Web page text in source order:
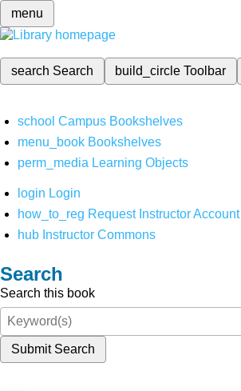
menu
search Search build_circleToolbar
school Campus Bookshelves
menu_book Bookshelves
perm_media Learning Objects
login Login
how_to_reg Request Instructor Account
hub Instructor Commons
Search
Search this book
Submit Search